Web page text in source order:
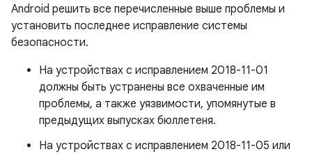
Android решить все перечисленные выше проблемы и
установить последнее исправление системы
безопасности.
На устройствах с исправлением 2018-11-01
должны быть устранены все охваченные им
проблемы, а также уязвимости, упомянутые в
предыдущих выпусках бюллетеня.
На устройствах с исправлением 2018-11-05 или